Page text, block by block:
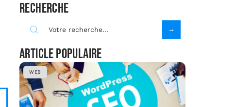
Recherche
Article populaire
WEB